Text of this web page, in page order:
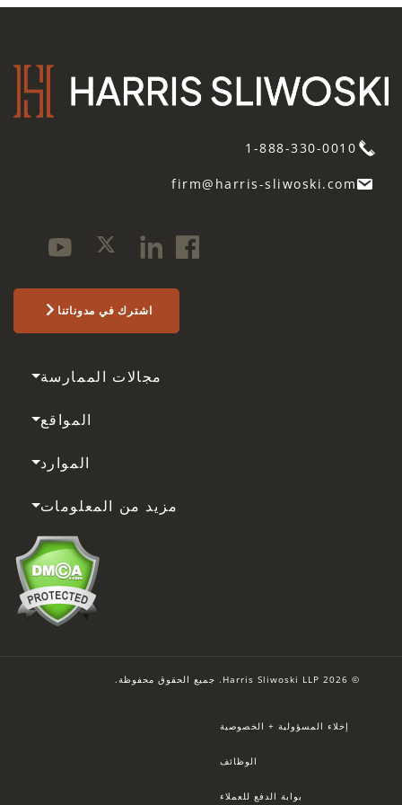
1-888-330-0010
firm@harris-sliwoski.com
اشترك في مدوناتنا
مجالات الممارسة
المواقع
الموارد
مزيد من المعلومات
© 2026 Harris Sliwoski LLP. جميع الحقوق محفوظة.
إخلاء المسؤولية + الخصوصية
الوظائف
بوابة الدفع للعملاء